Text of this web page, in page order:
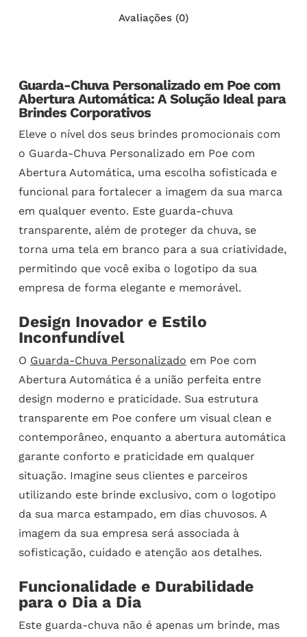
Avaliações (0)
Guarda-Chuva Personalizado em Poe com
Abertura Automática: A Solução Ideal para
Brindes Corporativos
Eleve o nível dos seus brindes promocionais com
o Guarda-Chuva Personalizado em Poe com
Abertura Automática, uma escolha sofisticada e
funcional para fortalecer a imagem da sua marca
em qualquer evento. Este guarda-chuva
transparente, além de proteger da chuva, se
torna uma tela em branco para a sua criatividade,
permitindo que você exiba o logotipo da sua
empresa de forma elegante e memorável.
Design Inovador e Estilo
Inconfundível
O Guarda-Chuva Personalizado em Poe com
Abertura Automática é a união perfeita entre
design moderno e praticidade. Sua estrutura
transparente em Poe confere um visual clean e
contemporâneo, enquanto a abertura automática
garante conforto e praticidade em qualquer
situação. Imagine seus clientes e parceiros
utilizando este brinde exclusivo, com o logotipo
da sua marca estampado, em dias chuvosos. A
imagem da sua empresa será associada à
sofisticação, cuidado e atenção aos detalhes.
Funcionalidade e Durabilidade
para o Dia a Dia
Este guarda-chuva não é apenas um brinde, mas